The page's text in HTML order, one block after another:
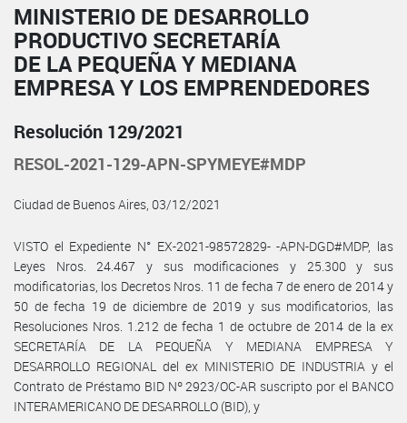
MINISTERIO DE DESARROLLO
PRODUCTIVO SECRETARÍA
DE LA PEQUEÑA Y MEDIANA
EMPRESA Y LOS EMPRENDEDORES
Resolución 129/2021
RESOL-2021-129-APN-SPYMEYE#MDP
Ciudad de Buenos Aires, 03/12/2021
VISTO el Expediente N° EX-2021-98572829- -APN-DGD#MDP, las
Leyes Nros. 24.467 y sus modificaciones y 25.300 y sus
modificatorias, los Decretos Nros. 11 de fecha 7 de enero de 2014 y
50 de fecha 19 de diciembre de 2019 y sus modificatorios, las
Resoluciones Nros. 1.212 de fecha 1 de octubre de 2014 de la ex
SECRETARÍA DE LA PEQUEÑA Y MEDIANA EMPRESA Y
DESARROLLO REGIONAL del ex MINISTERIO DE INDUSTRIA y el
Contrato de Préstamo BID Nº 2923/OC-AR suscripto por el BANCO
INTERAMERICANO DE DESARROLLO (BID), y